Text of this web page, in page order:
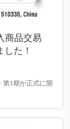
商品交易
た！
第1期が正式に開